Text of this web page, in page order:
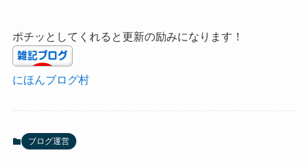
ポチッとしてくれると更新の励みになります！
にほんブログ村
ブログ運営